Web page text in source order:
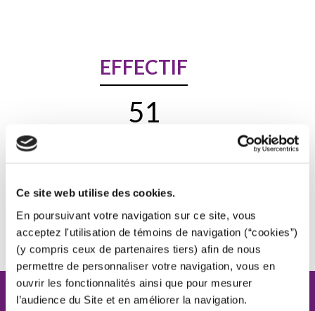
Ce site web utilise des cookies.
En poursuivant votre navigation sur ce site, vous
acceptez l'utilisation de témoins de navigation (“cookies”)
(y compris ceux de partenaires tiers) afin de nous
permettre de personnaliser votre navigation, vous en
ouvrir les fonctionnalités ainsi que pour mesurer
l’audience du Site et en améliorer la navigation.
EFFECTIF
51
CERTIFICATIONS